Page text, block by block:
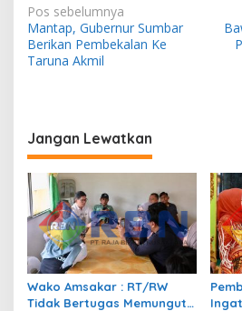
N
a
v
a
s
i
p
o
s
Pos sebelumnya
Mantap, Gubernur Sumbar
Berikan Pembekalan Ke
Taruna Akmil
Jangan Lewatkan
Wako Amsakar : RT/RW
Tidak Bertugas Memungut